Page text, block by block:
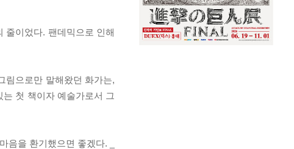
줄이었다. 팬데믹으로 인해
림으로만 말해왔던 화가는,
첫 책이자 예술가로서 그
음을 환기했으면 좋겠다. _